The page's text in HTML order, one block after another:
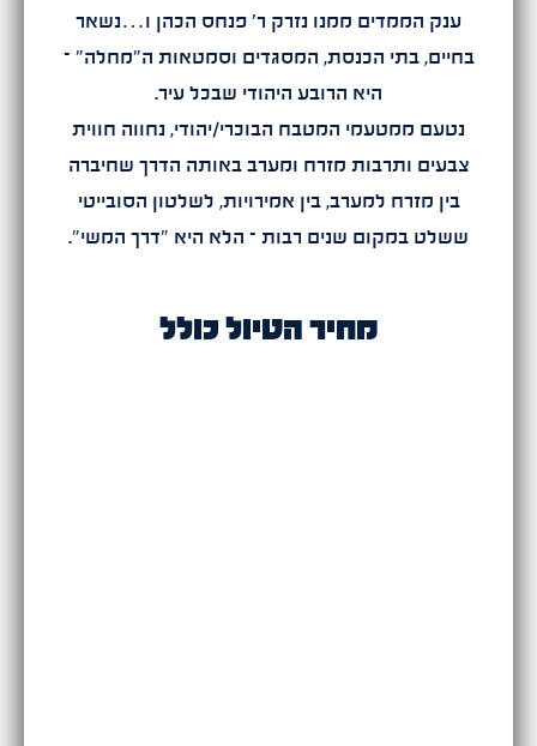
ענק הממדים ממנו נזרק ר׳ פנחס הכהן ו…נשאר
בחיים, בתי הכנסת, המסגדים וסמטאות ה״מחלה״ –
היא הרובע היהודי שבכל עיר.
נטעם ממטעמי המטבח הבוכרי/יהודי, נחווה חווית
צבעים ותרבות מזרח ומערב באותה הדרך שחיברה
בין מזרח למערב, בין אמירויות, לשלטון הסובייטי
ששלט במקום שנים רבות – הלא היא ״דרך המשי״.
מחיר הטיול כולל